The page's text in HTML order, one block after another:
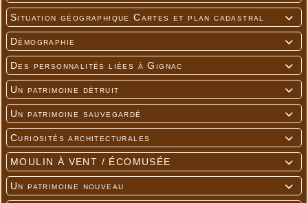

Situation géographique Cartes et plan cadastral

Démographie

Des personnalités liées à Gignac

Un patrimoine détruit

Un patrimoine sauvegardé

Curiosités architecturales

MOULIN À VENT / ÉCOMUSÉE

Un patrimoine nouveau